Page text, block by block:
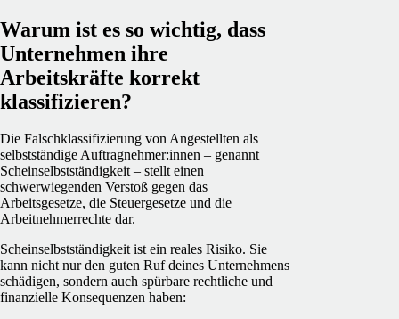
Warum ist es so wichtig, dass
Unternehmen ihre
Arbeitskräfte korrekt
klassifizieren?
Die Falschklassifizierung von Angestellten als
selbstständige Auftragnehmer:innen – genannt
Scheinselbstständigkeit – stellt einen
schwerwiegenden Verstoß gegen das
Arbeitsgesetze, die Steuergesetze und die
Arbeitnehmerrechte dar.
Scheinselbstständigkeitist ein reales Risiko. Sie
kann nicht nur den guten Ruf deines Unternehmens
schädigen, sondern auch spürbare rechtliche und
finanzielle Konsequenzen haben: